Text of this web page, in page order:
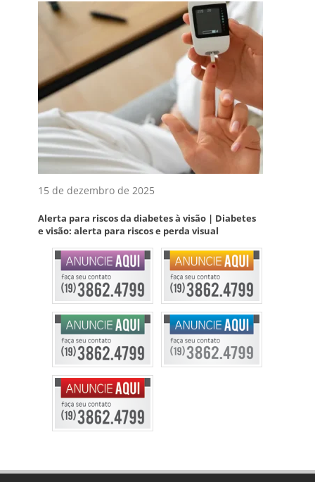
15 de dezembro de 2025
Alerta para riscos da diabetes à visão | Diabetes
e visão: alerta para riscos e perda visual